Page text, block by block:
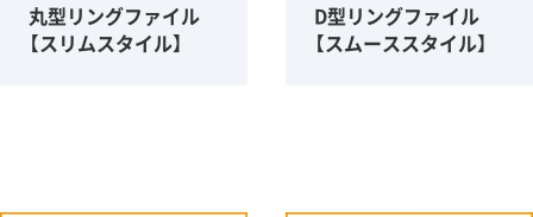
丸型リングファイル
【スリムスタイル】
D型リングファイル
【スムーススタイル】